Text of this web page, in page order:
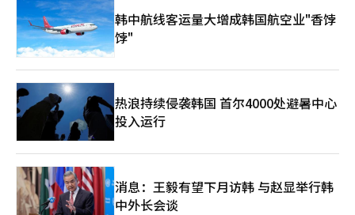
韩中航线客运量大增成韩国航空业"香饽
饽"
热浪持续侵袭韩国 首尔4000处避暑中心
投入运行
消息：王毅有望下月访韩 与赵显举行韩
中外长会谈